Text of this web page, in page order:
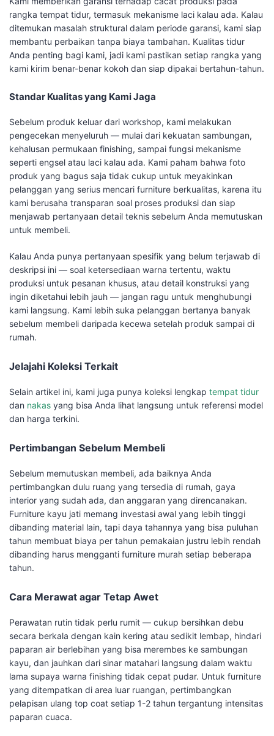
rangka tempat tidur, termasuk mekanisme laci kalau ada. Kalau
ditemukan masalah struktural dalam periode garansi, kami siap
membantu perbaikan tanpa biaya tambahan. Kualitas tidur
Anda penting bagi kami, jadi kami pastikan setiap rangka yang
kami kirim benar-benar kokoh dan siap dipakai bertahun-tahun.
Standar Kualitas yang Kami Jaga
Sebelum produk keluar dari workshop, kami melakukan
pengecekan menyeluruh — mulai dari kekuatan sambungan,
kehalusan permukaan finishing, sampai fungsi mekanisme
seperti engsel atau laci kalau ada. Kami paham bahwa foto
produk yang bagus saja tidak cukup untuk meyakinkan
pelanggan yang serius mencari furniture berkualitas, karena itu
kami berusaha transparan soal proses produksi dan siap
menjawab pertanyaan detail teknis sebelum Anda memutuskan
untuk membeli.
Kalau Anda punya pertanyaan spesifik yang belum terjawab di
deskripsi ini — soal ketersediaan warna tertentu, waktu
produksi untuk pesanan khusus, atau detail konstruksi yang
ingin diketahui lebih jauh — jangan ragu untuk menghubungi
kami langsung. Kami lebih suka pelanggan bertanya banyak
sebelum membeli daripada kecewa setelah produk sampai di
rumah.
Jelajahi Koleksi Terkait
Selain artikel ini, kami juga punya koleksi lengkap tempat tidur
dan nakas yang bisa Anda lihat langsung untuk referensi model
dan harga terkini.
Pertimbangan Sebelum Membeli
Sebelum memutuskan membeli, ada baiknya Anda
pertimbangkan dulu ruang yang tersedia di rumah, gaya
interior yang sudah ada, dan anggaran yang direncanakan.
Furniture kayu jati memang investasi awal yang lebih tinggi
dibanding material lain, tapi daya tahannya yang bisa puluhan
tahun membuat biaya per tahun pemakaian justru lebih rendah
dibanding harus mengganti furniture murah setiap beberapa
tahun.
Cara Merawat agar Tetap Awet
Perawatan rutin tidak perlu rumit — cukup bersihkan debu
secara berkala dengan kain kering atau sedikit lembap, hindari
paparan air berlebihan yang bisa merembes ke sambungan
kayu, dan jauhkan dari sinar matahari langsung dalam waktu
lama supaya warna finishing tidak cepat pudar. Untuk furniture
yang ditempatkan di area luar ruangan, pertimbangkan
pelapisan ulang top coat setiap 1-2 tahun tergantung intensitas
paparan cuaca.